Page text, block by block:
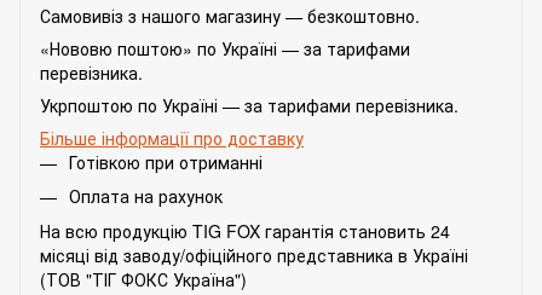
Самовивіз з нашого магазину — безкоштовно.
«Нововю поштою» по Україні — за тарифами
перевізника.
Укрпоштою по Україні — за тарифами перевізника.
Більше інформації про доставку
Готівкою при отриманні
Оплата на рахунок
На всю продукцію TIG FOX гарантія становить 24
місяці від заводу/офіційного представника в Україні
(ТОВ "ТІГ ФОКС Україна")